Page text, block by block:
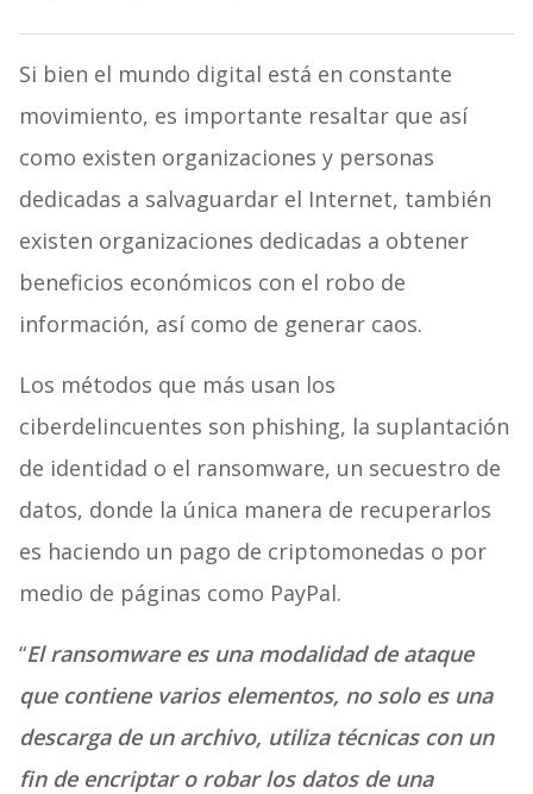
Si bien el mundo digital está en constante
movimiento, es importante resaltar que así
como existen organizaciones y personas
dedicadas a salvaguardar el Internet, también
existen organizaciones dedicadas a obtener
beneficios económicos con el robo de
información, así como de generar caos.
Los métodos que más usan los
ciberdelincuentes son phishing, la suplantación
de identidad o el ransomware, un secuestro de
datos, donde la única manera de recuperarlos
es haciendo un pago de criptomonedas o por
medio de páginas como PayPal.
“El ransomware es una modalidad de ataque
que contiene varios elementos, no solo es una
descarga de un archivo, utiliza técnicas con un
fin de encriptar o robar los datos de una